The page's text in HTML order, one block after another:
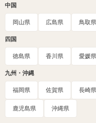
中国
岡山県 広島県 鳥取県
四国
徳島県 香川県 愛媛県
九州・沖縄
福岡県 佐賀県 長崎県
鹿児島県 沖縄県